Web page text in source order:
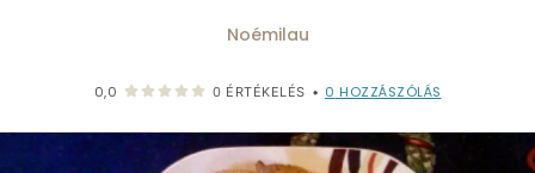
Noémilau
0,0 0 ÉRTÉKELÉS • 0 HOZZÁSZÓLÁS